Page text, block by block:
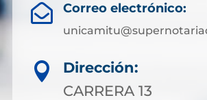
 Correo electrónico:

Dirección:
CARRERA 13